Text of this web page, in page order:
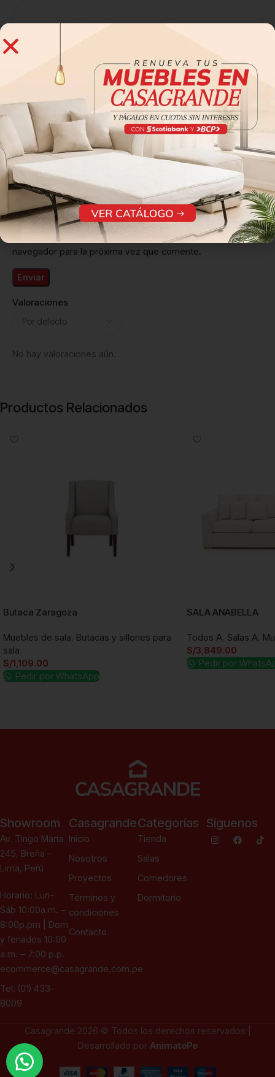
Valoraciones
No hay valoraciones aún.
Nombre*
Correo electrónico*
Guarda mi nombre, correo electrónico y web en este
navegador para la próxima vez que comente.
Productos Relacionados
Butaca Zaragoza
Muebles de sala, Butacas y sillones para
sala
S/1,109.00
Pedir por WhatsApp
SALA ANABELLA
Todos A, Salas A,
S/3,849.00
Pedir por
Showroom
Av. Tingo María
245, Breña –
Lima, Perú
Horario: Lun-
Sáb 10:00a.m. –
8:00p.pm | Dom
y feriados 10:00
a.m. – 7:00 p.p.
ecommerce@casagrande.com.pe
Tel: (01) 433-
8009
Casagrande
Inicio
Nosotros
Proyectos
Términos y
condiciones
Contacto
Categorías
Tienda
Salas
Comedores
Dormitorio
Síguenos
Casagrande 2026 © Todos los derechos reservados |
Desarrollado por AnimatePe